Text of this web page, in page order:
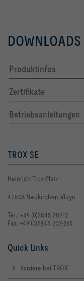
DOWNLOADS
Produktinfos
Zertifikate
Betriebsanleitungen
TROX SE
Heinrich-Trox-Platz
47506 Neukirchen-Vluyn
Tel.: +49 (0)2845 202-0
Fax: +49 (0)2845 202-265
Quick Links
Karriere bei TROX